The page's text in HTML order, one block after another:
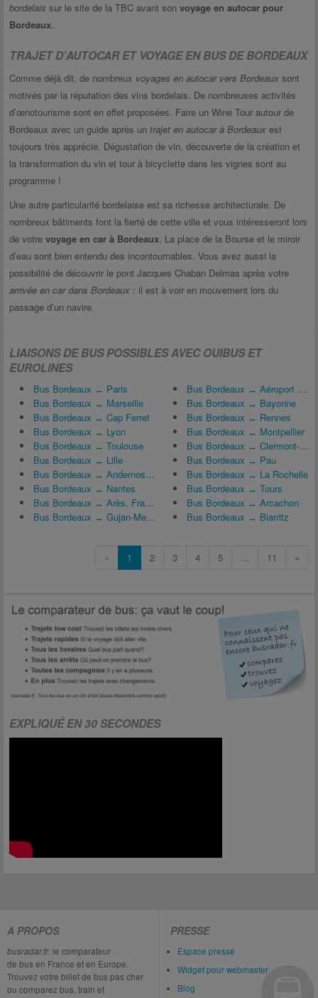
bordelais sur le site de la TBC avant son voyage en autocar pour
Bordeaux.
TRAJET D'AUTOCAR ET VOYAGE EN BUS DE BORDEAUX
Comme déjà dit, de nombreux voyages en autocar vers Bordeaux sont
motivés par la réputation des vins bordelais. De nombreuses activités
d’œnotourisme sont en effet proposées. Faire un Wine Tour autour de
Bordeaux avec un guide après un trajet en autocar à Bordeaux est
toujours très apprécié. Dégustation de vin, découverte de la création et
la transformation du vin et tour à bicyclette dans les vignes sont au
programme !
Une autre particularité bordelaise est sa richesse architecturale. De
nombreux bâtiments font la fierté de cette ville et vous intéresseront lors
de votre voyage en car à Bordeaux. La place de la Bourse et le miroir
d’eau sont bien entendu des incontournables. Vous avez aussi la
possibilité de découvrir le pont Jacques Chaban Delmas après votre
arrivée en car dans Bordeaux : il est à voir en mouvement lors du
passage d’un navire.
LIAISONS DE BUS POSSIBLES AVEC OUIBUS ET
EUROLINES
Bus Bordeaux ↔ Paris
Bus Bordeaux ↔ Marseille
Bus Bordeaux ↔ Cap Ferret
Bus Bordeaux ↔ Lyon
Bus Bordeaux ↔ Toulouse
Bus Bordeaux ↔ Lille
Bus Bordeaux ↔ Andernos-les-Bains
Bus Bordeaux ↔ Nantes
Bus Bordeaux ↔ Arès, France
Bus Bordeaux ↔ Gujan-Mestras
Bus Bordeaux ↔ Aéroport Toulouse-Blagnac (TLS)
Bus Bordeaux ↔ Bayonne
Bus Bordeaux ↔ Rennes
Bus Bordeaux ↔ Montpellier
Bus Bordeaux ↔ Clermont-Ferrand
Bus Bordeaux ↔ Pau
Bus Bordeaux ↔ La Rochelle
Bus Bordeaux ↔ Tours
Bus Bordeaux ↔ Arcachon
Bus Bordeaux ↔ Biarritz
« 1 2 3 4 5 ... 11 »
EXPLIQUÉ EN 30 SECONDES
A PROPOS
busradar.fr: le comparateur
de bus en France et en Europe.
Trouvez votre billet de bus pas cher
ou comparez bus, train et
PRESSE
Espace presse
Widget pour webmaster
Blog